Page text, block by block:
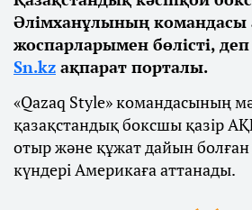
Әлімханұлының командасы
жоспарларымен бөлісті,
Sn.kz ақпарат порталы.
«Qazaq Style» командасының
қазақстандық боксшы қазір
отыр және құжат дайын
күндері Америкаға аттанады.